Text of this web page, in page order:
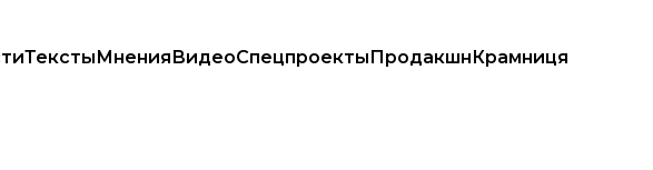
ТекстыМненияВидеоСпецпроектыПродакшнКрамниця
98 лет хотела идти воевать против россиян